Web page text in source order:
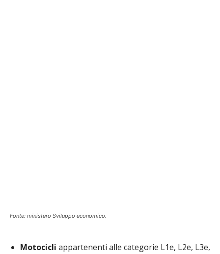
Fonte: ministero Sviluppo economico.
Motocicli appartenenti alle categorie L1e, L2e, L3e,